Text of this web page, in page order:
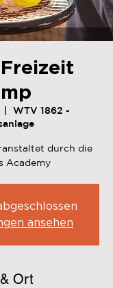
WTV 1862 -
durch die
Academy
ansehen
Ort